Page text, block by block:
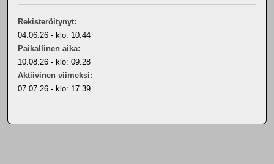
Rekisteröitynyt:
04.06.26 - klo: 10.44
Paikallinen aika:
10.08.26 - klo: 09.28
Aktiivinen viimeksi:
07.07.26 - klo: 17.39